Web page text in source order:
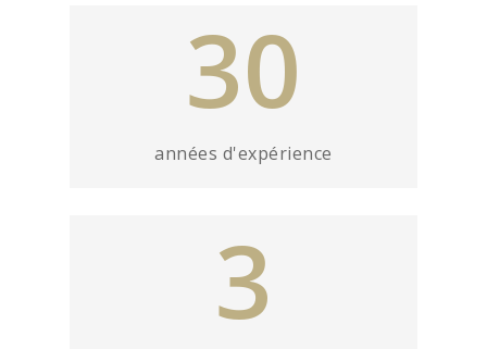
30
années d'expérience
3